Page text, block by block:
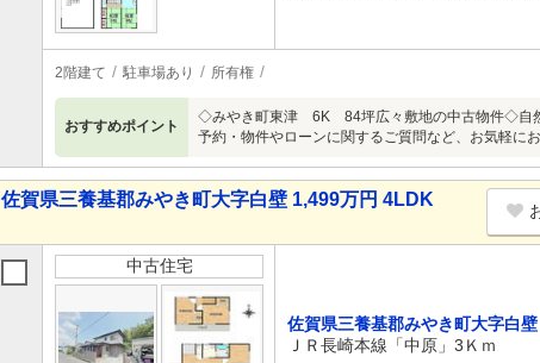
2階建て 駐車場あり 所有権
おすすめポイント
◇みやき町東津 6K 84坪広々敷地の中古物件◇自然
予約・物件やローンに関するご質問など、お気軽に
佐賀県三養基郡みやき町大字白壁 1,499万円 4LDK
中古住宅
佐賀県三養基郡みやき町大字白壁
ＪＲ長崎本線「中原」3Ｋｍ